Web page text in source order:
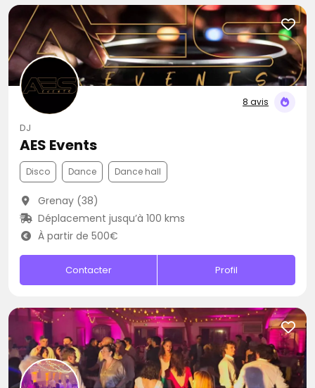
8 avis
DJ
AES Events
Disco Dance Dance hall
Grenay (38)
Déplacement jusqu’à 100 kms
À partir de 500€
Contacter Profil